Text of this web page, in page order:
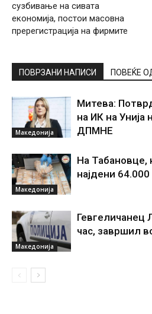
сузбивање на сивата
економија, постои масовна
пререгистрација на фирмите
ПОВРЗАНИ НАПИСИ ПОВЕЌЕ
Македонија
Митева:
на ИК на
ДПМНЕ
Македонија
На Табановце,
најдени
Македонија
Гевгеличанец
час, завршил